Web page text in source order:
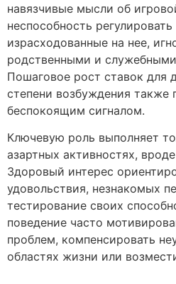
навязчивые мысли об
неспособность
израсходованные на нее,
родственными и
Пошаговое рост ставок для
степени возбуждения также
беспокоящим сигналом.
Ключевую роль выполняет
азартных активностях,
Здоровый интерес
удовольствия, незнакомых
тестирование своих
поведение часто
проблем, компенсировать
областях жизни или